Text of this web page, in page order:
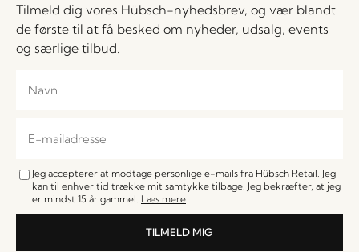
Tilmeld dig vores Hübsch-nyhedsbrev, og vær blandt
de første til at få besked om nyheder, udsalg, events
og særlige tilbud.
Jeg accepterer at modtage personlige e-mails fra Hübsch Retail. Jeg
kan til enhver tid trække mit samtykke tilbage. Jeg bekræfter, at jeg
er mindst 15 år gammel. Læs mere
TILMELD MIG